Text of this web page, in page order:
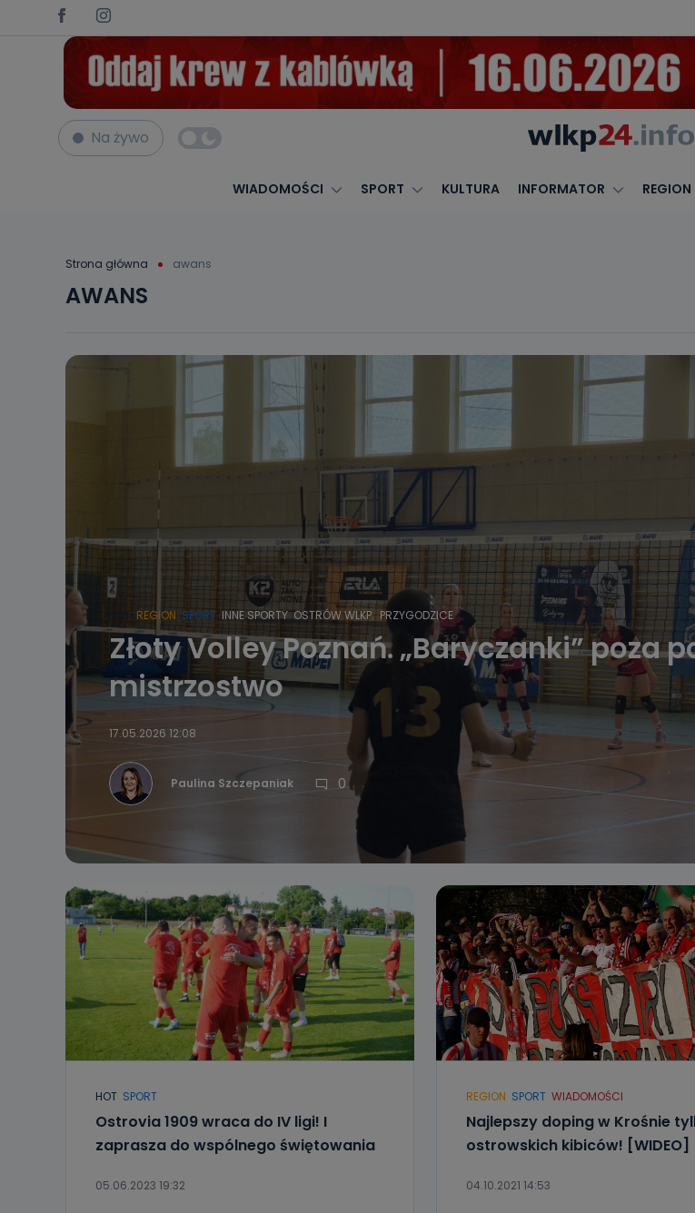
Na żywo
WIADOMOŚCI SPORT KULTURA INFORMATOR REGION
Strona główna awans
AWANS
HOT REGION SPORT INNE SPORTY OSTRÓW WLKP. PRZYGODZICE
Złoty Volley Poznań. „Baryczanki” poza
mistrzostwo
17.05.2026 12:08
Paulina Szczepaniak 0
HOT SPORT
Ostrovia 1909 wraca do IV ligi! I
zaprasza do wspólnego świętowania
05.06.2023 19:32
REGION SPORT WIADOMOŚCI
Najlepszy doping w Krośnie
ostrowskich kibiców! [WIDEO]
04.10.2021 14:53